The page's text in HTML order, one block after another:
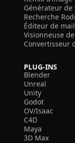
Générateur de
Recherche
Éditeur de
Visionneuse
Convertisseur
PLUG-INS
Blender
Unreal
Unity
Godot
OV/Isaac
C4D
Maya
3D Max